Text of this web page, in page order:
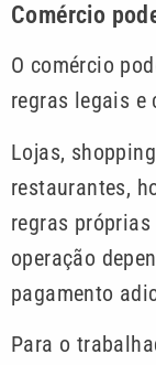
Comércio
O comércio
regras legais e
Lojas,
restaurantes,
regras
operação
pagamento
Para o